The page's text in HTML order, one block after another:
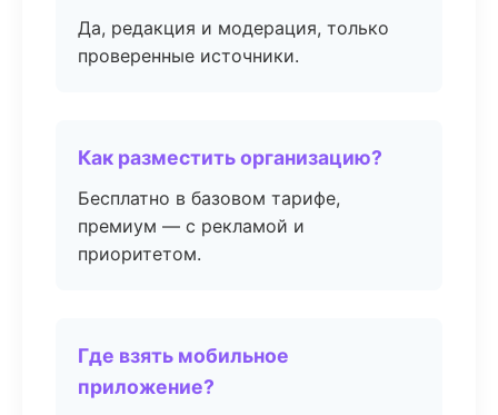
Да, редакция и модерация, только
проверенные источники.
Как разместить организацию?
Бесплатно в базовом тарифе,
премиум — с рекламой и
приоритетом.
Где взять мобильное
приложение?